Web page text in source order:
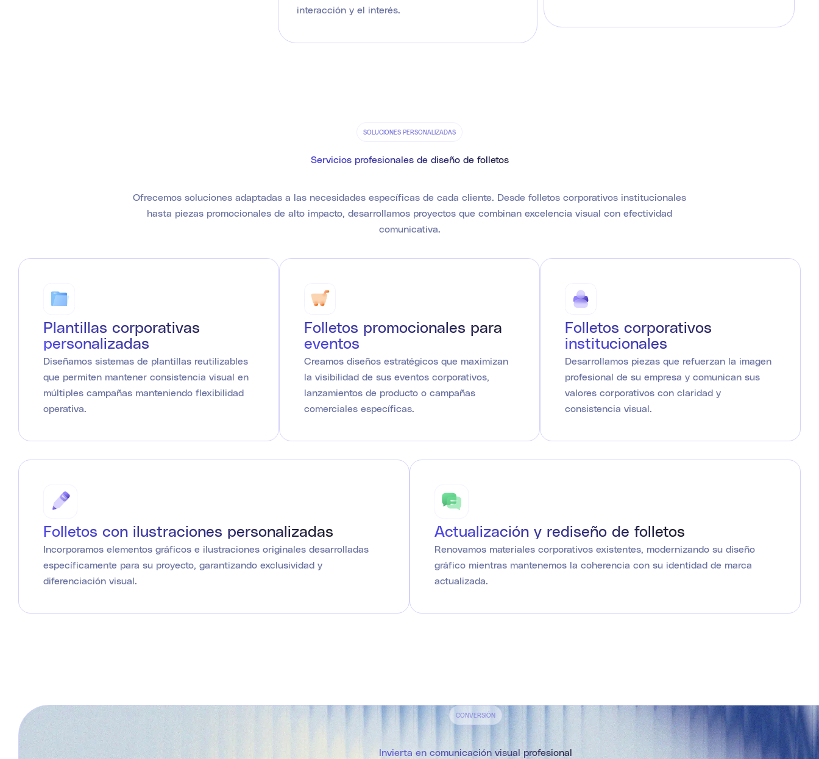
interacción y el interés.
SOLUCIONES PERSONALIZADAS
Servicios profesionales de diseño de folletos
Ofrecemos soluciones adaptadas a las necesidades específicas de cada cliente. Desde folletos corporativos institucionales
hasta piezas promocionales de alto impacto, desarrollamos proyectos que combinan excelencia visual con efectividad
comunicativa.
Plantillas corporativas
personalizadas
Diseñamos sistemas de plantillas reutilizables
que permiten mantener consistencia visual en
múltiples campañas manteniendo flexibilidad
operativa.
Folletos promocionales para
eventos
Creamos diseños estratégicos que maximizan
la visibilidad de sus eventos corporativos,
lanzamientos de producto o campañas
comerciales específicas.
Folletos corporativos
institucionales
Desarrollamos piezas que refuerzan la imagen
profesional de su empresa y comunican sus
valores corporativos con claridad y
consistencia visual.
Folletos con ilustraciones personalizadas
Incorporamos elementos gráficos e ilustraciones originales desarrolladas
específicamente para su proyecto, garantizando exclusividad y
diferenciación visual.
Actualización y rediseño de folletos
Renovamos materiales corporativos existentes, modernizando su diseño
gráfico mientras mantenemos la coherencia con su identidad de marca
actualizada.
CONVERSIÓN
Invierta en comunicación visual profesional